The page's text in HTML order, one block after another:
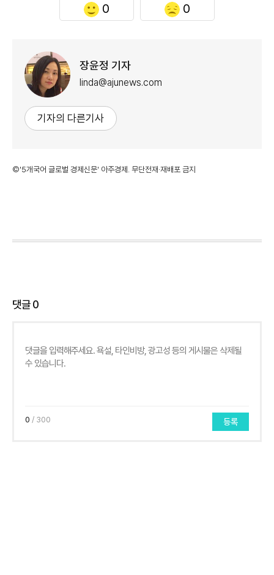
0 0
장윤정 기자
linda@ajunews.com
기자의 다른기사
©'5개국어 글로벌 경제신문' 아주경제. 무단전재·재배포 금지
댓글0
0 / 300 등록